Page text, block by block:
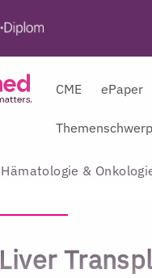
CME ePaper
Hämatologie &
Liver